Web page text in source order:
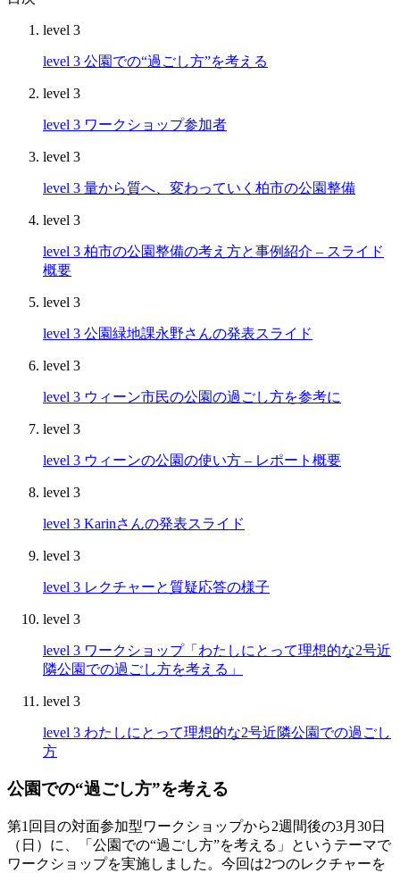
level 3
level 3 公園での“過ごし方”を考える
level 3
level 3 ワークショップ参加者
level 3
level 3 量から質へ、変わっていく柏市の公園整備
level 3
level 3 柏市の公園整備の考え方と事例紹介 – スライド
概要
level 3
level 3 公園緑地課永野さんの発表スライド
level 3
level 3 ウィーン市民の公園の過ごし方を参考に
level 3
level 3 ウィーンの公園の使い方 – レポート概要
level 3
level 3 Karinさんの発表スライド
level 3
level 3 レクチャーと質疑応答の様子
level 3
level 3 ワークショップ「わたしにとって理想的な2号近
隣公園での過ごし方を考える」
level 3
level 3 わたしにとって理想的な2号近隣公園での過ごし
方
公園での“過ごし方”を考える
第1回目の対面参加型ワークショップから2週間後の3月30日
（日）に、「公園での“過ごし方”を考える」というテーマで
ワークショップを実施しました。今回は2つのレクチャーを